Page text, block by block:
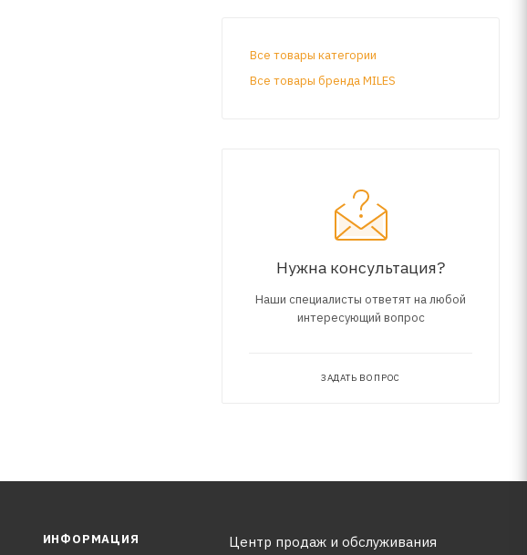
Все товары категории
Все товары бренда MILES
Нужна консультация?
Наши специалисты ответят на любой
интересующий вопрос
ЗАДАТЬ ВОПРОС
ИНФОРМАЦИЯ
Центр продаж и обслуживания